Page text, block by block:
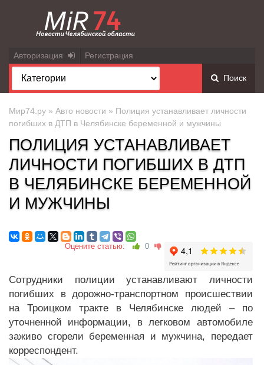
Авторизация Регистрация
Поиск
Мир74.ру » Авто новости » Полиция устанавливает личности
погибших в ДТП в Челябинске беременной и мужчины
ПОЛИЦИЯ УСТАНАВЛИВАЕТ
ЛИЧНОСТИ ПОГИБШИХ В ДТП
В ЧЕЛЯБИНСКЕ БЕРЕМЕННОЙ
И МУЖЧИНЫ
Оцените статью: 0
Сотрудники полиции устанавливают личности
погибших в дорожно-транспортном происшествии
на Троицком тракте в Челябинске людей – по
уточненной информации, в легковом автомобиле
заживо сгорели беременная и мужчина, передает
корреспондент.